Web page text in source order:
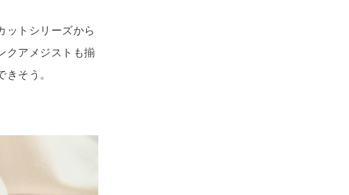
ットシリーズから
クアメジストも揃
そう。